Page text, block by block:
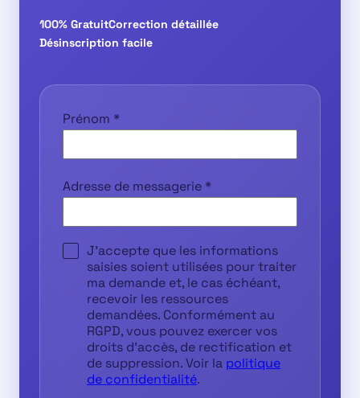
100% GratuitCorrection détaillée
Désinscription facile
Prénom *
Adresse de messagerie *
J'accepte que les informations
saisies soient utilisées pour traiter
ma demande et, le cas échéant,
recevoir les ressources
demandées. Conformément au
RGPD, vous pouvez exercer vos
droits d'accès, de rectification et
de suppression. Voir la politique
de confidentialité.